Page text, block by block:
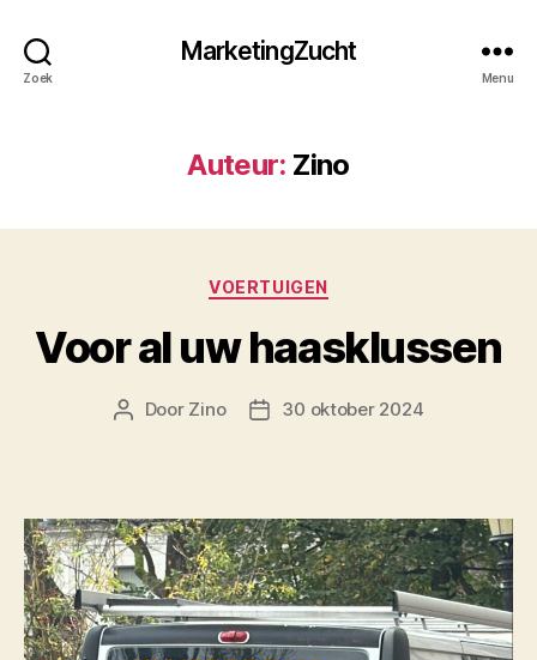
Zoek
MarketingZucht
Menu
Auteur: Zino
Categorieën
VOERTUIGEN
Voor al uw haasklussen
Berichtauteur
Door Zino Berichtdatum
30 oktober 2024